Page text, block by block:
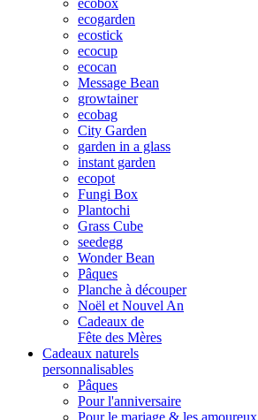
ecobox
ecogarden
ecostick
ecocup
ecocan
Message Bean
growtainer
ecobag
City Garden
garden in a glass
instant garden
ecopot
Fungi Box
Plantochi
Grass Cube
seedegg
Wonder Bean
Pâques
Planche à découper
Noël et Nouvel An
Cadeaux de
Fête des Mères
Cadeaux naturels
personnalisables
Pâques
Pour l'anniversaire
Pour le mariage & les amoureux